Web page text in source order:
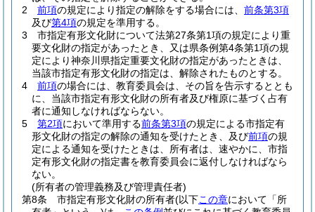
2
前項の規定により指定の解除をする場合には、 前条第3項
及び第4項の規定を準用する。
3
市指定有形文化財について法第27条第1項の規定により重
要文化財の指定があったとき、又は県条例第4条第1項の規
定により神奈川県指定重要文化財の指定があったときは、
当該市指定有形文化財の指定は、解除されたものとする。
4
前項の場合には、教育委員会は、その旨を告示するととも
に、当該市指定有形文化財の所有者及び権原に基づく占有
者に通知しなければならない。
5
第2項において準用する前条第3項の規定による市指定有
形文化財の指定の解除の通知を受けたとき、及び前項の規
定による通知を受けたときは、所有者は、速やかに、市指
定有形文化財の指定書を教育委員会に返付しなければなら
ない。
(所有者の管理義務及び管理責任者)
第8条
市指定有形文化財の所有者(以下この章において「所